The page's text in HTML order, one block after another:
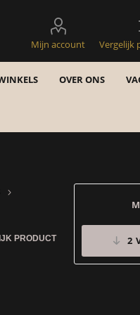
Mijn account Vergelijk
OVER ONS
PRODUCT 2